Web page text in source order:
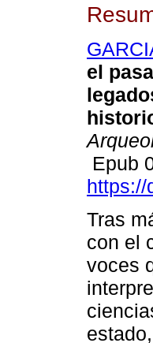
el
Epub
https://
Tras
con el
voces